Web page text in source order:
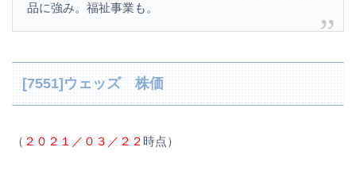
品に強み。福祉事業も。
[7551]ウェッズ 株価
（ ２０２１／０３／２２時点）